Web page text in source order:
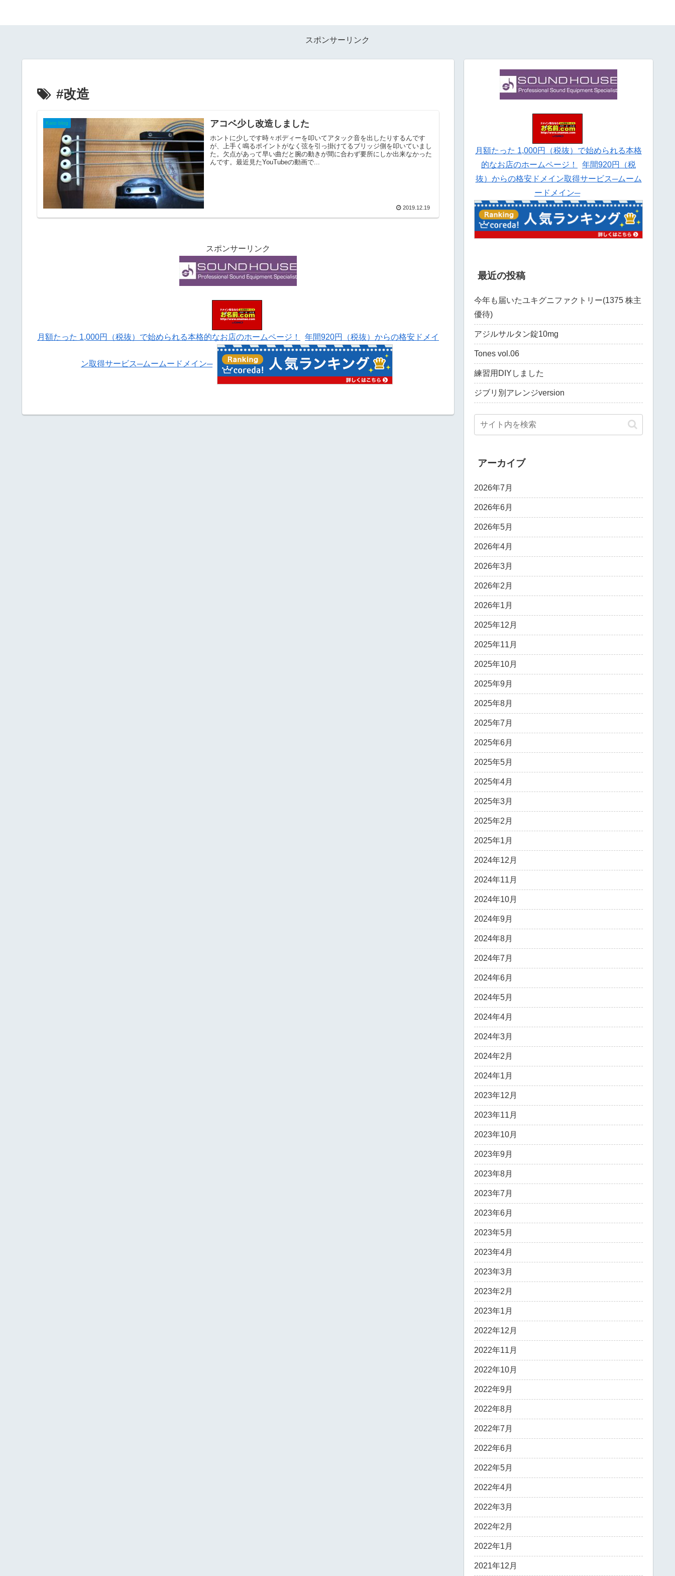
スポンサーリンク
#改造
Kato blog アコベ少し改造しました
ホントに少しです時々ボディーを叩いてアタック音を出したりするんです
が、上手く鳴るポイントがなく弦を引っ掛けてるブリッジ側を叩いていまし
た。欠点があって早い曲だと腕の動きが間に合わず要所にしか出来なかった
んです。最近見たYouTubeの動画で...
2019.12.19
スポンサーリンク
月額たった 1,000円（税抜）で始められる本格的なお店のホームページ！ 年間920円（税抜）からの格安ドメイ
ン取得サービス─ムームードメイン─
月額たった 1,000円（税抜）で始められる本格
的なお店のホームページ！
年間920円（税
抜）からの格安ドメイン取得サービス─ムーム
ードメイン─
最近の投稿
今年も届いたユキグニファクトリー(1375 株主
優待)
アジルサルタン錠10mg
Tones vol.06
練習用DIYしました
ジブリ別アレンジversion
アーカイブ
2026年7月
2026年6月
2026年5月
2026年4月
2026年3月
2026年2月
2026年1月
2025年12月
2025年11月
2025年10月
2025年9月
2025年8月
2025年7月
2025年6月
2025年5月
2025年4月
2025年3月
2025年2月
2025年1月
2024年12月
2024年11月
2024年10月
2024年9月
2024年8月
2024年7月
2024年6月
2024年5月
2024年4月
2024年3月
2024年2月
2024年1月
2023年12月
2023年11月
2023年10月
2023年9月
2023年8月
2023年7月
2023年6月
2023年5月
2023年4月
2023年3月
2023年2月
2023年1月
2022年12月
2022年11月
2022年10月
2022年9月
2022年8月
2022年7月
2022年6月
2022年5月
2022年4月
2022年3月
2022年2月
2022年1月
2021年12月